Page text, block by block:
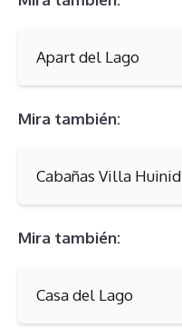
Apart del Lago
Mira también:
Cabañas Villa Huinid
Mira también:
Casa del Lago